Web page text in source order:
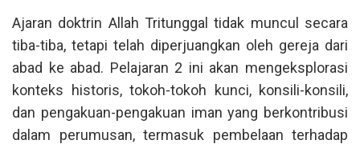
Ajaran doktrin Allah Tritunggal tidak muncul secara
tiba-tiba, tetapi telah diperjuangkan oleh gereja dari
abad ke abad. Pelajaran 2 ini akan mengeksplorasi
konteks historis, tokoh-tokoh kunci, konsili-konsili,
dan pengakuan-pengakuan iman yang berkontribusi
dalam perumusan, termasuk pembelaan terhadap